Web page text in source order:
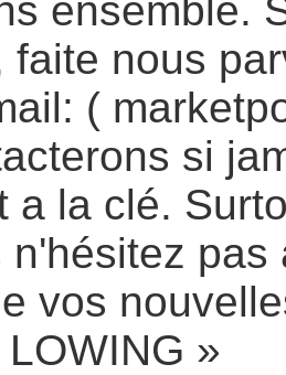
ensemble.
faite nous
(
si
a la clé.
n'hésitez
vos
»